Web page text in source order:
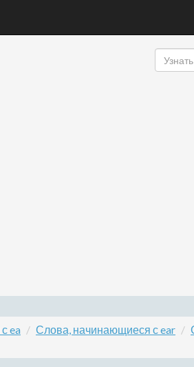
ea Слова, начинающиеся с ear